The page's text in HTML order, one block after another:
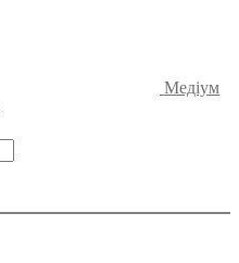
Медіум